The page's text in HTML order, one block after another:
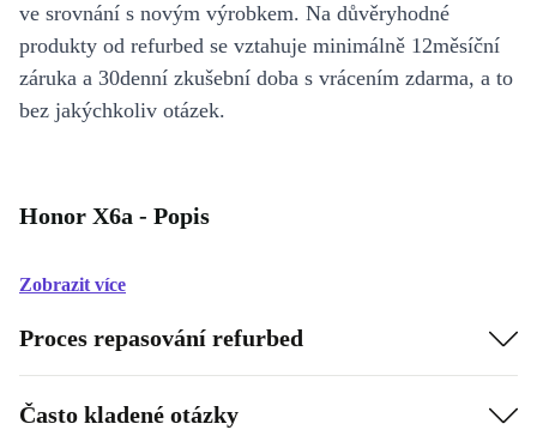
ve srovnání s novým výrobkem. Na důvěryhodné
produkty od refurbed se vztahuje minimálně 12měsíční
záruka a 30denní zkušební doba s vrácením zdarma, a to
bez jakýchkoliv otázek.
Honor X6a - Popis
Zobrazit více
Proces repasování refurbed
Často kladené otázky